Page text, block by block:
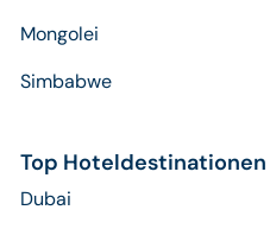
Mongolei
Simbabwe
Top Hoteldestinationen
Dubai